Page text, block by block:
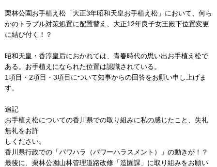
栗林公園お手植え松「大正3年昭和天皇お手植え松」において、何ら
かのトラブル対策処置に配置替え、大正12年良子女王殿下位置変更
に結び付く！？
昭和天皇・香淳皇后におかれては、青春時代の思い出お手植え松で
ある。お手植えになられた位置は認識されている。
1項目・2項目・3項目について知事からの回答をお願い申し上げま
す。
追記
お手植え松についての香川県での取り組みに私の感じたこと、失礼
無礼をお許
しください。
香川県行政での「パワハラ（パワーハラスメント）」の動きが！？
最後に、栗林公園山林管理道路改修「造園課」に取り組みをお願い